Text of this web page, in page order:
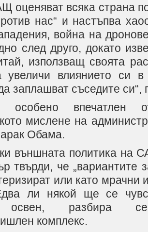
оценяват всяка страна
нас“ и настъпва
война на
след друго, докато
използващ своята
влиянието си
заплашват съседите
особено впечатлен
мислене на
Обама.
външната политика на
твърди, че „вариантите
или като мрачни
ли някой ще се
освен, разбира се,
комплекс.